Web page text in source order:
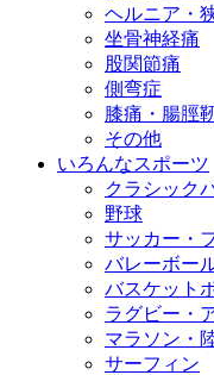
ヘルニア・
坐骨神経痛
股関節痛
側弯症
膝痛・腸脛
その他
いろんなスポーツ
クラシック
野球
サッカー・
バレーボー
バスケット
ラグビー・
マラソン・
サーフィン